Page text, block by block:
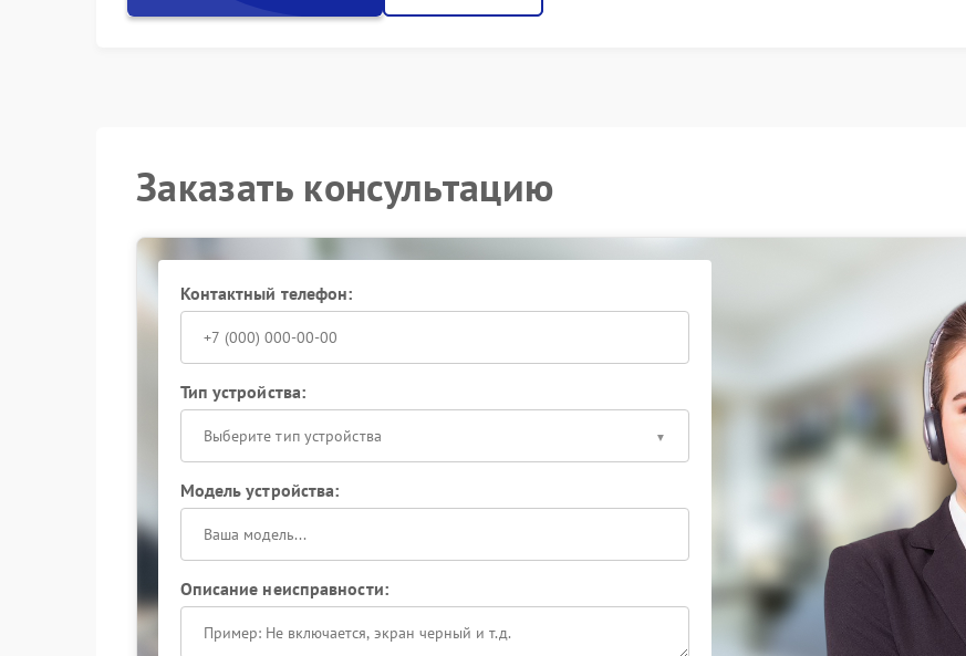
Заказать консультацию
Контактный телефон:
Тип устройства:
Выберите тип устройства
Модель устройства:
Описание неисправности: